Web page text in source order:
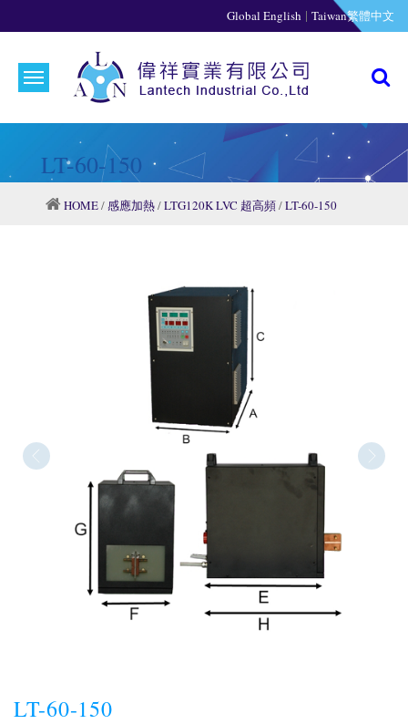
Global English | Taiwan繁體中文
LT-60-150
HOME/感應加熱/LTG120K LVC 超高頻/LT-60-150
LT-60-150